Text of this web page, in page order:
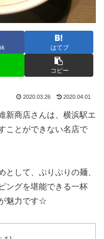
はてブ
コピー
2020.03.26 2020.04.01
新商店さんは、横浜駅エ
ことができない名店で
として、ぷりぷりの麺、
ングを堪能できる一杯
魅力です☆